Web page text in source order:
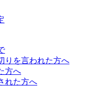
りを言われた方へ
方へ
れた方へ